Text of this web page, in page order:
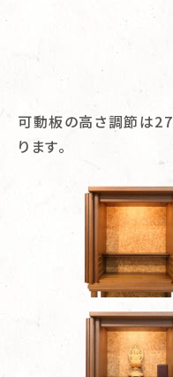
可動板の高さ調節は
ります。